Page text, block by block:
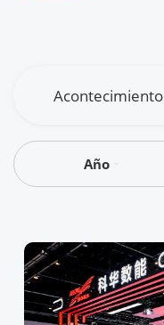
Acontecimiento
Año